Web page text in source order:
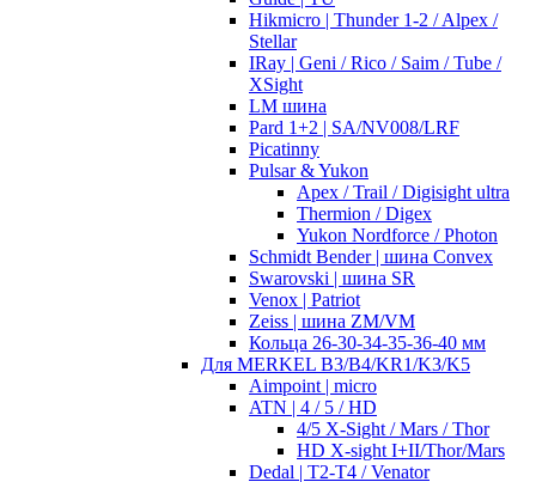
Hikmicro | Thunder 1-2 / Alpex /
Stellar
IRay | Geni / Rico / Saim / Tube /
XSight
LM шина
Pard 1+2 | SA/NV008/LRF
Picatinny
Pulsar & Yukon
Apex / Trail / Digisight ultra
Thermion / Digex
Yukon Nordforce / Photon
Schmidt Bender | шина Convex
Swarovski | шина SR
Venox | Patriot
Zeiss | шина ZM/VM
Кольца 26-30-34-35-36-40 мм
Для MERKEL B3/B4/KR1/K3/K5
Aimpoint | micro
ATN | 4 / 5 / HD
4/5 X-Sight / Mars / Thor
HD X-sight I+II/Thor/Mars
Dedal | T2-T4 / Venator